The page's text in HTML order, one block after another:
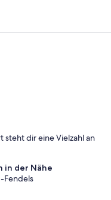
steht dir eine Vielzahl an
in der Nähe
Fendels